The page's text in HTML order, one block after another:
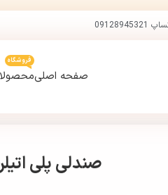
صفحه اصلی
فروشگاه
صندلی پلی